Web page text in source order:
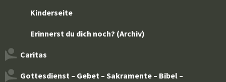
Kinderseite
Erinnerst du dich noch? (Archiv)
Caritas
Gottesdienst – Gebet – Sakramente – Bibel –